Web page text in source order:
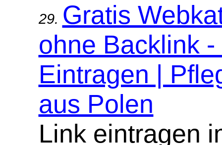
29. Gratis
ohne Backlink
Eintragen |
aus Polen
Link eintragen